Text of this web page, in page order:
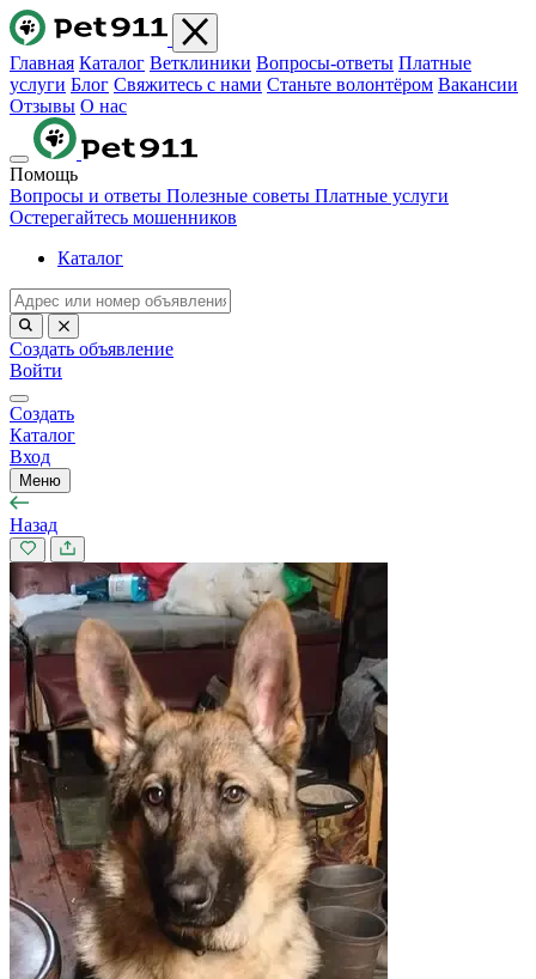
Главная Каталог Ветклиники Вопросы-ответы Платные
услуги Блог Свяжитесь с нами Станьте волонтёром Вакансии
Отзывы О нас
Помощь
Вопросы и ответы Полезные советы Платные услуги
Остерегайтесь мошенников
Каталог
Создать объявление
Войти
Создать
Каталог
Вход
Меню
Назад